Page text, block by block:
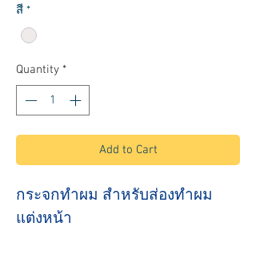
สี *
Quantity *
Add to Cart
กระจกทำผม สำหรับส่องทำผม
แต่งหน้า